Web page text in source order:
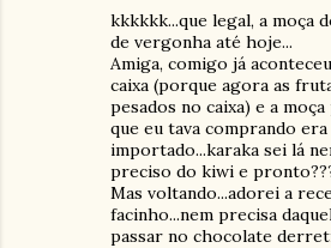
kkkkkk...que legal, a moça
de vergonha até hoje...
Amiga, comigo já
caixa (porque agora as
pesados no caixa) e a
que eu tava comprando
importado...karaka sei lá
preciso do kiwi e
Mas voltando...adorei a
facinho...nem precisa
passar no chocolate